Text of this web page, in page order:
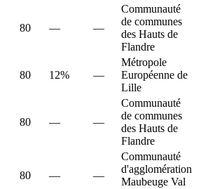
80 — —
Communauté
de communes
des Hauts de
Flandre
80 12% —
Métropole
Européenne de
Lille
80 — —
Communauté
de communes
des Hauts de
Flandre
80 — —
Communauté
d'agglomération
Maubeuge Val